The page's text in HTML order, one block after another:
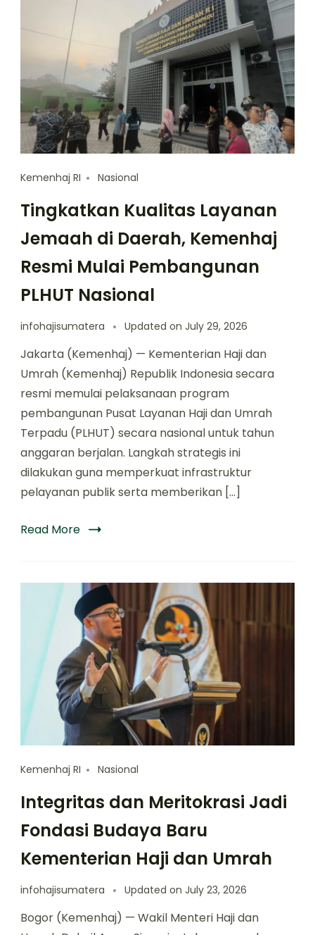
Kemenhaj RI Nasional
Tingkatkan Kualitas Layanan
Jemaah di Daerah, Kemenhaj
Resmi Mulai Pembangunan
PLHUT Nasional
infohajisumatera Updated on July 29, 2026
Jakarta (Kemenhaj) — Kementerian Haji dan
Umrah (Kemenhaj) Republik Indonesia secara
resmi memulai pelaksanaan program
pembangunan Pusat Layanan Haji dan Umrah
Terpadu (PLHUT) secara nasional untuk tahun
anggaran berjalan. Langkah strategis ini
dilakukan guna memperkuat infrastruktur
pelayanan publik serta memberikan […]
Read More
Kemenhaj RI Nasional
Integritas dan Meritokrasi Jadi
Fondasi Budaya Baru
Kementerian Haji dan Umrah
infohajisumatera Updated on July 23, 2026
Bogor (Kemenhaj) — Wakil Menteri Haji dan